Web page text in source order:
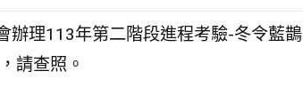
辦理113年第二階段進程考驗-冬令藍鵲
請查照。